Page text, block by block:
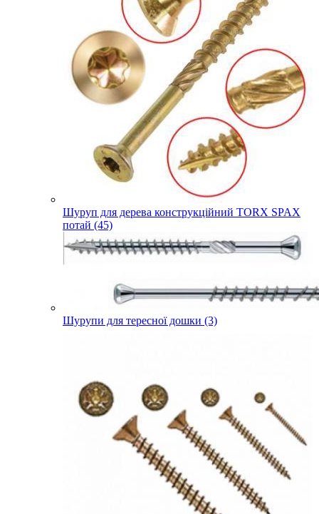
Шуруп для дерева конструкційний TORX SPAX
потай (45)
Шурупи для тересної дошки (3)